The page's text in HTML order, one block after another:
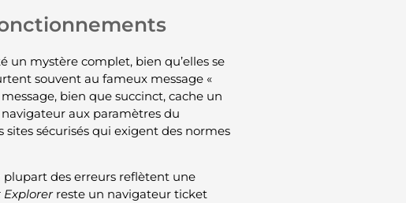
un mystère complet, bien qu’elles se
souvent au fameux message «
bien que succinct, cache un
aux paramètres du
sites sécurisés qui exigent des normes
plupart des erreurs reflètent une
reste un navigateur ticket